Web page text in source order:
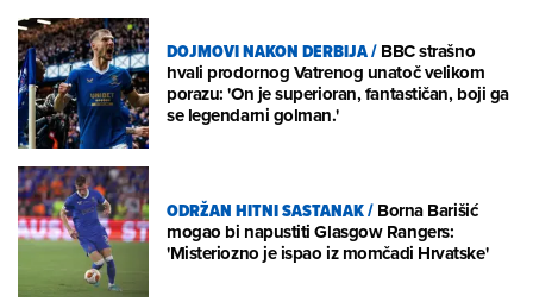
DOJMOVI NAKON DERBIJA/BBC strašno
hvali prodornog Vatrenog unatoč velikom
porazu: 'On je superioran, fantastičan, boji ga
se legendarni golman.'
ODRŽAN HITNI SASTANAK/Borna Barišić
mogao bi napustiti Glasgow Rangers:
'Misteriozno je ispao iz momčadi Hrvatske'